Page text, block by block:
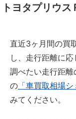
トヨタプリウ
直近3ヶ月間の買
し、走行距離に応
調べたい走行距
の 「車買取相場
みてください。